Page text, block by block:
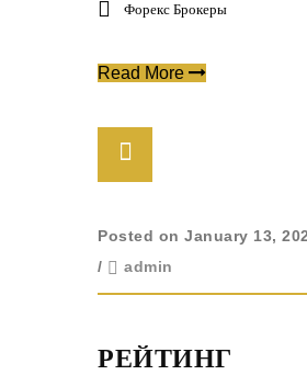
Форекс Брокеры
Read More
Posted on January 13,
/
admin
РЕЙТИНГ